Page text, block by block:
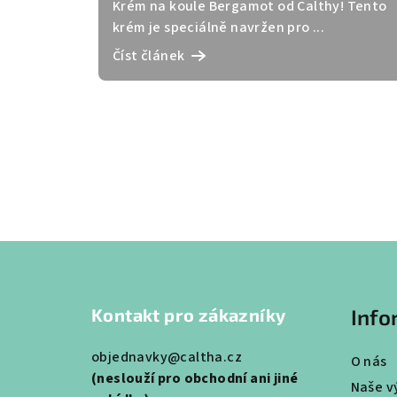
Krém na koule Bergamot od Calthy! Tento
krém je speciálně navržen pro ...
Číst článek
Kontakt pro zákazníky
objednavky@caltha.cz
(neslouží pro obchodní ani jiné
O nás
Naše